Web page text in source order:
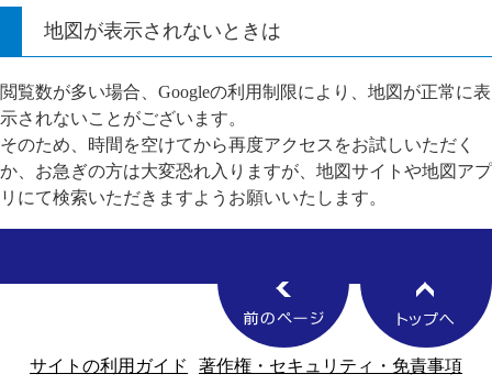
地図が表示されないときは
閲覧数が多い場合、Googleの利用制限により、地図が正常に表
示されないことがございます。
そのため、時間を空けてから再度アクセスをお試しいただく
か、お急ぎの方は大変恐れ入りますが、地図サイトや地図アプ
リにて検索いただきますようお願いいたします。
サイトの利用ガイド 著作権・セキュリティ・免責事項